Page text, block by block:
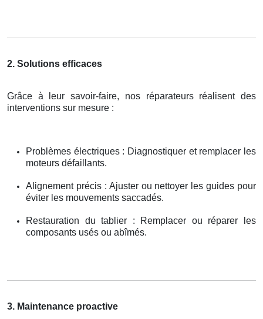
2. Solutions efficaces
Grâce à leur savoir-faire, nos réparateurs réalisent des
interventions sur mesure :
Problèmes électriques : Diagnostiquer et remplacer les
moteurs défaillants.
Alignement précis : Ajuster ou nettoyer les guides pour
éviter les mouvements saccadés.
Restauration du tablier : Remplacer ou réparer les
composants usés ou abîmés.
3. Maintenance proactive